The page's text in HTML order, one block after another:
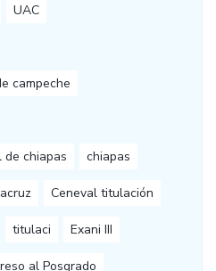
UAC
campeche
chiapas chiapas
Ceneval titulación
titulaci Exani III
al Posgrado